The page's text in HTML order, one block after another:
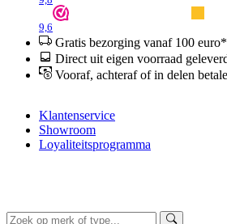
9,6
Gratis bezorging vanaf 100 euro*
Direct uit eigen voorraad
Vooraf, achteraf of in delen
Klantenservice
Showroom
Loyaliteitsprogramma